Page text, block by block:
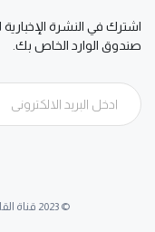
اشترك في النشرة
صندوق الوارد الخاص بك.
© 2023 قناة القاهرة الإخبارية. جميع الحقوق محفوظة.